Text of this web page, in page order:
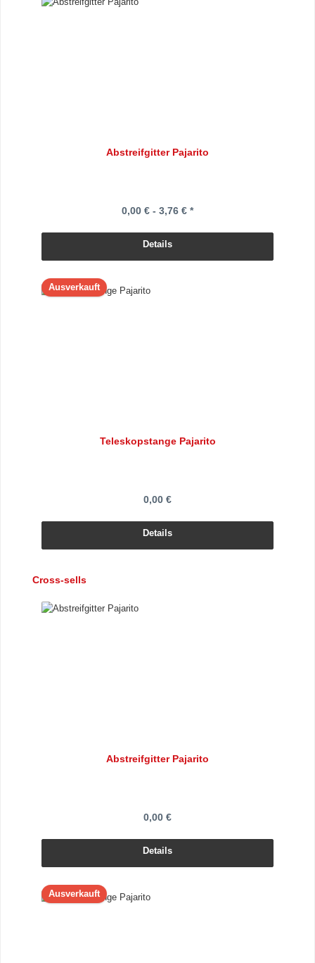
Abstreifgitter Pajarito
0,00 € - 3,76 € *
Details
Ausverkauft
Teleskopstange Pajarito
0,00 €
Details
Produktgalerie überspringen
Cross-sells
Abstreifgitter Pajarito
0,00 €
Details
Ausverkauft